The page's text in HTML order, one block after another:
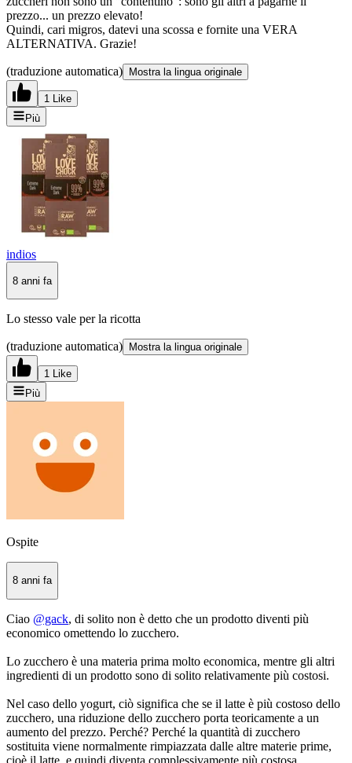
prezzo... un prezzo elevato!
Quindi, cari migros, datevi una scossa e fornite una VERA
ALTERNATIVA. Grazie!
(traduzione automatica) Mostra la lingua originale
1 Like
Più
indios
8 anni fa
Lo stesso vale per la ricotta
(traduzione automatica) Mostra la lingua originale
1 Like
Più
Ospite
8 anni fa
Ciao @gack, di solito non è detto che un prodotto diventi più
economico omettendo lo zucchero.
Lo zucchero è una materia prima molto economica, mentre gli altri
ingredienti di un prodotto sono di solito relativamente più costosi.
Nel caso dello yogurt, ciò significa che se il latte è più costoso dello
zucchero, una riduzione dello zucchero porta teoricamente a un
aumento del prezzo. Perché? Perché la quantità di zucchero
sostituita viene normalmente rimpiazzata dalle altre materie prime,
cioè il latte, e quindi diventa complessivamente più costosa.